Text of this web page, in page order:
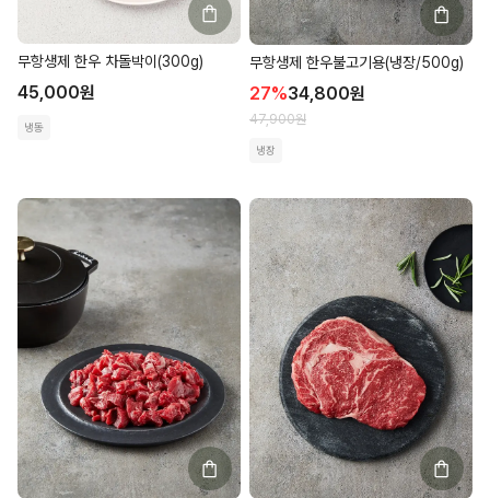
무항생제 한우 차돌박이(300g)
45,000원
냉동
무항생제 한우불고기용(냉장/500g)
27%34,800원
47,900원
냉장